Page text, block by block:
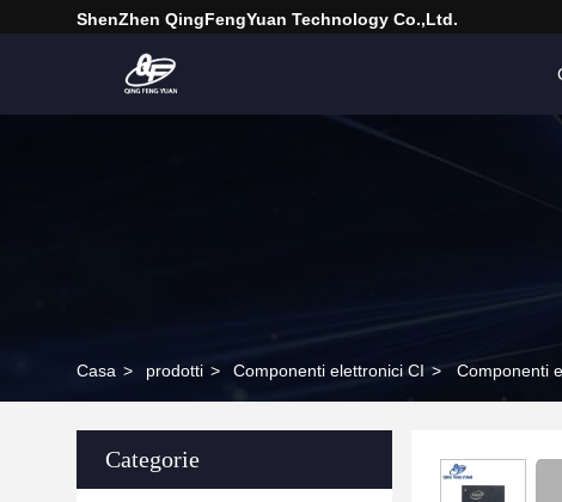
ShenZhen QingFengYuan Technology Co.,Ltd.
Casa > prodotti > Componenti elettronici CI > Componenti
Categorie